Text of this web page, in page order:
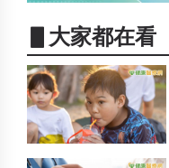
▋大家都在看